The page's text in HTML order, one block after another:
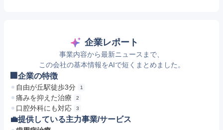
企業レポート
事業内容から最新ニュースまで、
この会社の基本情報をAIで短くまとめました。
🏢企業の特徴
自由が丘駅徒歩3分 1
痛みを抑えた治療 2
口腔外科にも対応 3
💼提供している主力事業/サービス